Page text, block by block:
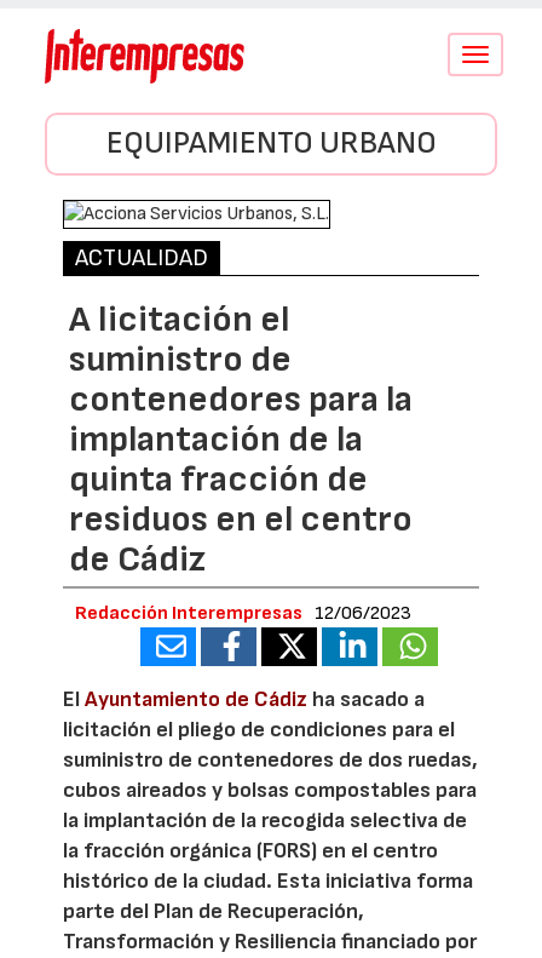
Conmutar
EQUIPAMIENTO URBANO
ACTUALIDAD
A licitación el
suministro de
contenedores para la
implantación de la
quinta fracción de
residuos en el centro
de Cádiz
Redacción Interempresas 12/06/2023
ElAyuntamiento de Cádiz ha sacado a
licitación el pliego de condiciones para el
suministro de contenedores de dos ruedas,
cubos aireados y bolsas compostables para
la implantación de la recogida selectiva de
la fracción orgánica (FORS) en el centro
histórico de la ciudad. Esta iniciativa forma
parte del Plan de Recuperación,
Transformación y Resiliencia financiado por